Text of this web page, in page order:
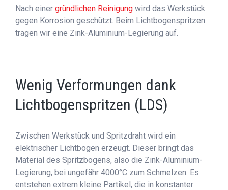
Nach einer gründlichen Reinigung wird das Werkstück
gegen Korrosion geschützt. Beim Lichtbogenspritzen
tragen wir eine Zink-Aluminium-Legierung auf.
Wenig Verformungen dank
Lichtbogenspritzen (LDS)
Zwischen Werkstück und Spritzdraht wird ein
elektrischer Lichtbogen erzeugt. Dieser bringt das
Material des Spritzbogens, also die Zink-Aluminium-
Legierung, bei ungefähr 4000°C zum Schmelzen. Es
entstehen extrem kleine Partikel, die in konstanter